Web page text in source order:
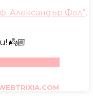
Александър Фол“,
👼🏼